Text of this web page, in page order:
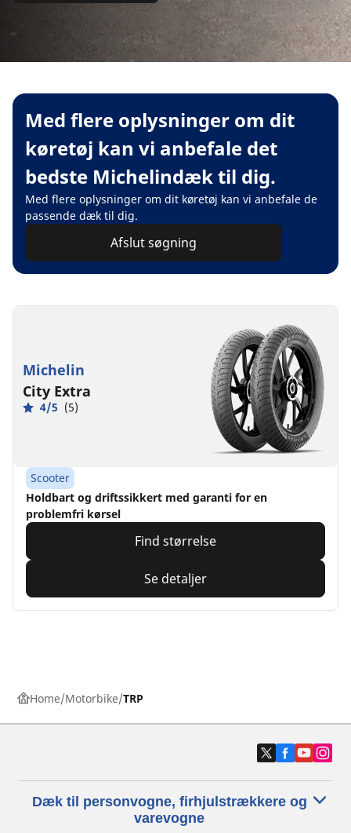
Med flere oplysninger om dit
køretøj kan vi anbefale det
bedste Michelindæk til dig.
Med flere oplysninger om dit køretøj kan vi anbefale de
passende dæk til dig.
Afslut søgning
Michelin
City Extra
4/5 (5)
Scooter
Holdbart og driftssikkert med garanti for en
problemfri kørsel
Find størrelse
Se detaljer
Home Motorbike TRP
Dæk til personvogne, firhjulstrækkere og
varevogne